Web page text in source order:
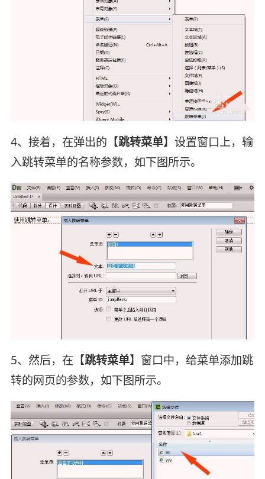
4、接着，在弹出的【跳转菜单】设置窗口上，输
入跳转菜单的名称参数，如下图所示。
5、然后，在【跳转菜单】窗口中，给菜单添加跳
转的网页的参数，如下图所示。